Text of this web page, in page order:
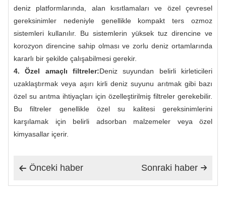
deniz platformlarında, alan kısıtlamaları ve özel çevresel
gereksinimler nedeniyle genellikle kompakt ters ozmoz
sistemleri kullanılır. Bu sistemlerin yüksek tuz direncine ve
korozyon direncine sahip olması ve zorlu deniz ortamlarında
kararlı bir şekilde çalışabilmesi gerekir.
4. Özel amaçlı filtreler:Deniz suyundan belirli kirleticileri
uzaklaştırmak veya aşırı kirli deniz suyunu arıtmak gibi bazı
özel su arıtma ihtiyaçları için özelleştirilmiş filtreler gerekebilir.
Bu filtreler genellikle özel su kalitesi gereksinimlerini
karşılamak için belirli adsorban malzemeler veya özel
kimyasallar içerir.
 Önceki haber 
Sonraki haber